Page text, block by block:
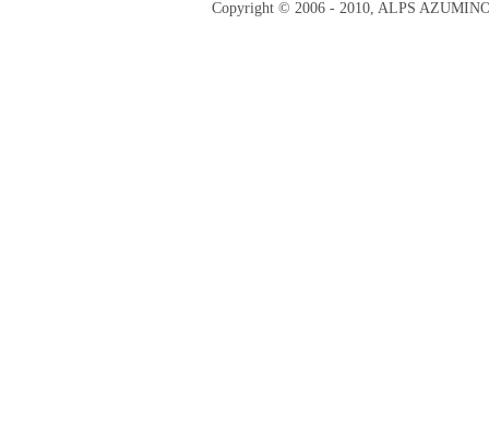
Copyright © 2006 - 2010, ALPS